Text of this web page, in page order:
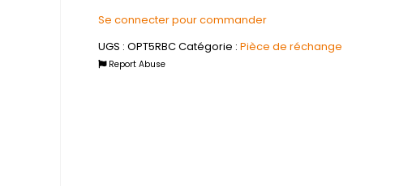
Se connecter pour commander
UGS : OPT5RBCCatégorie : Pièce de réchange
Report Abuse